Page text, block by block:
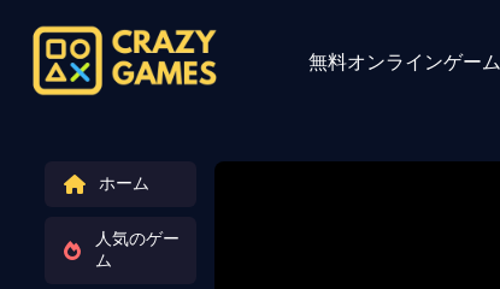
無料オンラインゲーム
ホーム
人気のゲー
ム